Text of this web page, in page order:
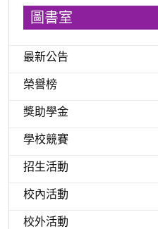
圖書室
最新公告
榮譽榜
獎助學金
學校競賽
招生活動
校內活動
校外活動